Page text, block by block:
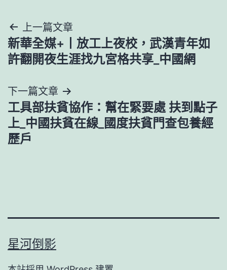
文
章
覽
上一篇文章
新華全媒+丨放工上夜校，武漢青年如
許翻開夜生涯找九宮格共享_中國網
下一篇文章
工具部扶貧協作：幫在緊要處 扶到點子
上_中國扶貧在線_國度扶貧門查包養經
歷戶
星河倒影